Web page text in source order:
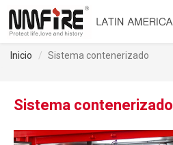
Inicio
Sistema contenerizado
Sistema contenerizado